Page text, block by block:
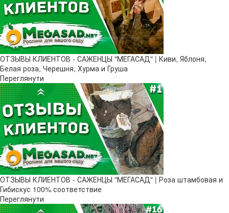
ОТЗЫВЫ КЛИЕНТОВ - САЖЕНЦЫ "МЕГАСАД" | Киви, Яблоня,
Белая роза, Черешня, Хурма и Груша
Переглянути
ОТЗЫВЫ КЛИЕНТОВ - САЖЕНЦЫ "МЕГАСАД" | Роза штамбовая и
Гибискус 100% соответствие
Переглянути